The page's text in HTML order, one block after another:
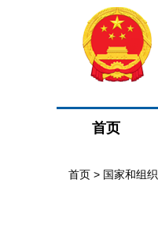
首页
首页 > 国家和组织